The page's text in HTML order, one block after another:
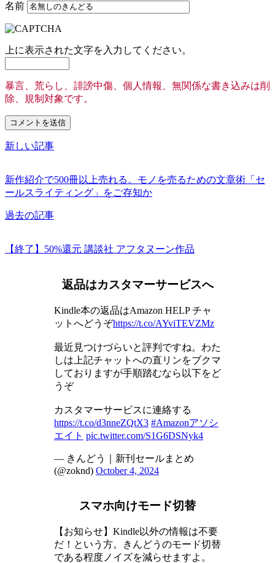
名前
上に表示された文字を入力してください。
暴言、荒らし、誹謗中傷、個人情報、無関係な書き込みは削
除、規制対象です。
新しい記事
新作紹介で500冊以上売れる。モノを売るための文章術「セ
ールスライティング」をご存知か
過去の記事
【終了】50%還元 講談社 アフタヌーン作品
返品はカスタマーサービスへ
Kindle本の返品はAmazon HELP チャ
ットへどうぞhttps://t.co/AYviTEVZMz
最近見つけづらいと評判ですね。わた
しは上記チャットへの直リンをブクマ
しておりますが手順踏むなら以下をど
うぞ
カスタマーサービスに連絡する
https://t.co/d3nneZQtX3 #Amazonアソシ
エイト pic.twitter.com/S1G6DSNyk4
— きんどう｜新刊セールまとめ
(@zoknd) October 4, 2024
スマホ向けモード切替
【お知らせ】Kindle以外の情報は不要
だ！という方。きんどうのモード切替
である程度ノイズを減らせますよ。